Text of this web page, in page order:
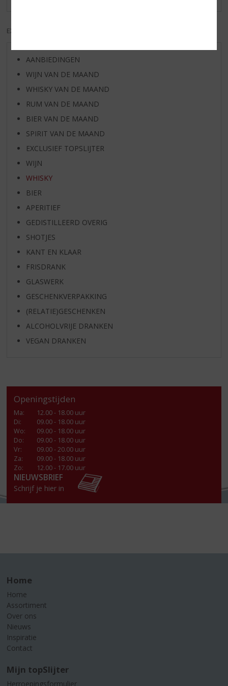
EXCL. BTW
AANBIEDINGEN
WIJN VAN DE MAAND
WHISKY VAN DE MAAND
RUM VAN DE MAAND
BIER VAN DE MAAND
SPIRIT VAN DE MAAND
EXCLUSIEF TOPSLIJTER
WIJN
WHISKY
BIER
APERITIEF
GEDISTILLEERD OVERIG
SHOTJES
KANT EN KLAAR
FRISDRANK
GLASWERK
GESCHENKVERPAKKING
(RELATIE)GESCHENKEN
ALCOHOLVRIJE DRANKEN
VEGAN DRANKEN
Openingstijden
Ma:
12.00 - 18.00 uur
Di:
09.00 - 18.00 uur
Wo:
09.00 - 18.00 uur
Do:
09.00 - 18.00 uur
Vr:
09.00 - 20.00 uur
Za:
09.00 - 18.00 uur
Zo:
12.00 - 17.00 uur
NIEUWSBRIEF
Schrijf je hier in
Home
Home
Assortiment
Over ons
Nieuws
Inspiratie
Contact
Mijn topSlijter
Herroepingsformulier